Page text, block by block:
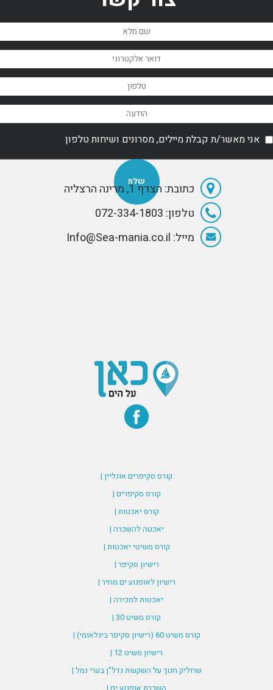
אני מאשר/ת קבלת מיילים, מסרונים ושיחות טלפון
כתובת: הצדף 1, מרינה הרצליה
טלפון: 072-334-1803
מייל: Info@Sea-mania.co.il
קורס סקיפרים אונליין |
קורס סקיפרים |
קורס יאכטות |
יאכטה להשכרה |
קורס משיטי יאכטות |
רישיון סקיפר |
רישיון לאופנוע ים מחיר |
יאכטות למכירה |
קורס משיט 30 |
קורס משיט 60 (רישיון סקיפר בינלאומי) |
רישיון משיט 12 |
שרוליק חנוך על השקעות נדל"ן בערי נמל |